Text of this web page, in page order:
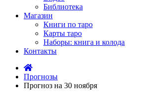
Библиотека
Магазин
Книги по таро
Карты таро
Наборы: книга и колода
Контакты
Прогнозы
Прогноз на 30 ноября